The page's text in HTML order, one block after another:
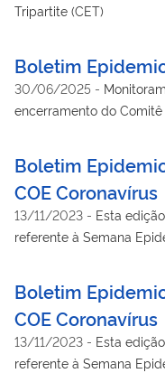
Tripartite (CET)
Boletim
30/06/2025 -
encerramento do
Boletim
COE Coronavírus
13/11/2023 - Esta
referente à Semana
Boletim
COE Coronavírus
13/11/2023 - Esta
referente à Semana